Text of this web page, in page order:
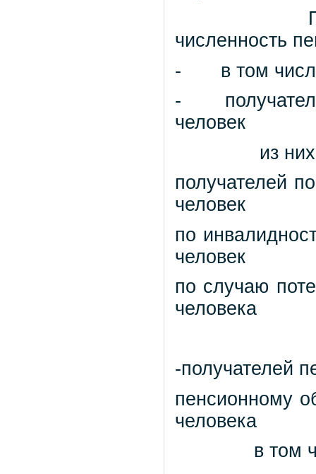
численность
-
в том
-
человек
из
получателей
человек
по
человек
по случаю
человека
-получателей
пенсионному
человека
в том